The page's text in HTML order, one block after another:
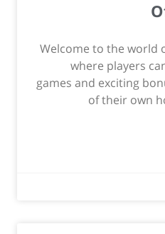
Welcome to the world
where players
games and exciting
of their own